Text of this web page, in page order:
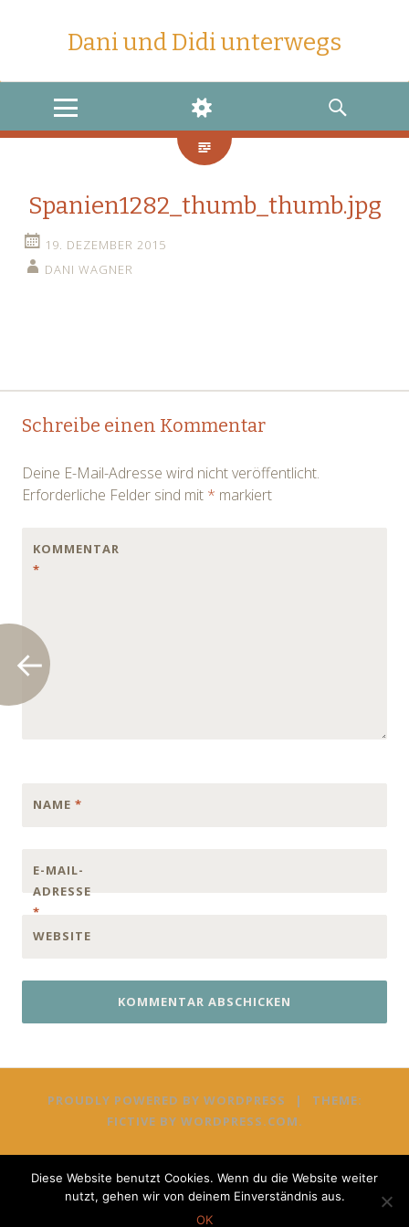
Dani und Didi unterwegs
MENU
WIDGETS
SEARCH
Spanien1282_thumb_thumb.jpg
19. DEZEMBER 2015
DANI WAGNER
Post
Schreibe einen Kommentar
Deine E-Mail-Adresse wird nicht veröffentlicht.
Erforderliche Felder sind mit * markiert
KOMMENTAR
*
NAME *
E-MAIL-
ADRESSE
*
WEBSITE
PROUDLY POWERED BY WORDPRESS |
THEME:
FICTIVE BY WORDPRESS.COM.
Diese Website benutzt Cookies. Wenn du die Website weiter
nutzt, gehen wir von deinem Einverständnis aus.
OK